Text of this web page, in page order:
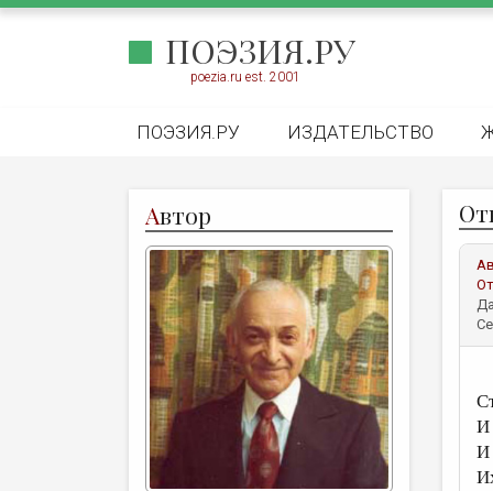
ПОЭЗИЯ.РУ
poezia.ru est. 2001
ПОЭЗИЯ.РУ ИЗДАТЕЛЬСТВО
Автор
И
И